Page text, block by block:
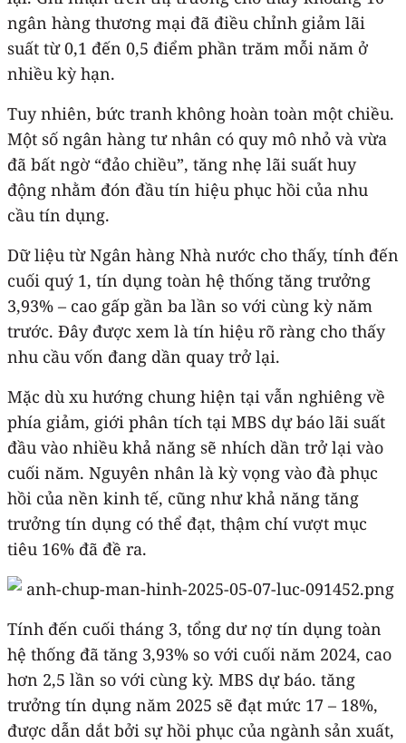
ngân hàng thương mại đã điều chỉnh giảm lãi
suất từ 0,1 đến 0,5 điểm phần trăm mỗi năm ở
nhiều kỳ hạn.
Tuy nhiên, bức tranh không hoàn toàn một chiều.
Một số ngân hàng tư nhân có quy mô nhỏ và vừa
đã bất ngờ “đảo chiều”, tăng nhẹ lãi suất huy
động nhằm đón đầu tín hiệu phục hồi của nhu
cầu tín dụng.
Dữ liệu từ Ngân hàng Nhà nước cho thấy, tính đến
cuối quý 1, tín dụng toàn hệ thống tăng trưởng
3,93% – cao gấp gần ba lần so với cùng kỳ năm
trước. Đây được xem là tín hiệu rõ ràng cho thấy
nhu cầu vốn đang dần quay trở lại.
Mặc dù xu hướng chung hiện tại vẫn nghiêng về
phía giảm, giới phân tích tại MBS dự báo lãi suất
đầu vào nhiều khả năng sẽ nhích dần trở lại vào
cuối năm. Nguyên nhân là kỳ vọng vào đà phục
hồi của nền kinh tế, cũng như khả năng tăng
trưởng tín dụng có thể đạt, thậm chí vượt mục
tiêu 16% đã đề ra.
Tính đến cuối tháng 3, tổng dư nợ tín dụng toàn
hệ thống đã tăng 3,93% so với cuối năm 2024, cao
hơn 2,5 lần so với cùng kỳ. MBS dự báo. tăng
trưởng tín dụng năm 2025 sẽ đạt mức 17 – 18%,
được dẫn dắt bởi sự hồi phục của ngành sản xuất,